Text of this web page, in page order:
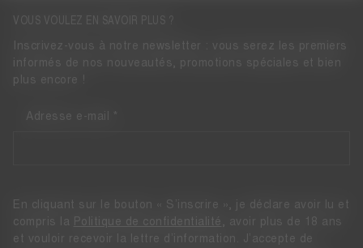
VOUS VOULEZ EN SAVOIR PLUS ?
Inscrivez-vous à notre newsletter : vous serez les premiers
informés de nos nouveautés, promotions spéciales et bien
plus encore !
Adresse e-mail
En cliquant sur le bouton « S’inscrire », je déclare avoir lu et
compris la
Politique de confidentialité, avoir plus de 18 ans
et vouloir recevoir la lettre d’information. J’accepte de